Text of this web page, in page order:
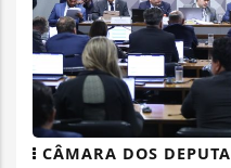
CÂMARA DOS